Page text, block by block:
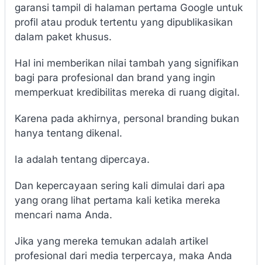
garansi tampil di halaman pertama Google untuk
profil atau produk tertentu yang dipublikasikan
dalam paket khusus.
Hal ini memberikan nilai tambah yang signifikan
bagi para profesional dan brand yang ingin
memperkuat kredibilitas mereka di ruang digital.
Karena pada akhirnya, personal branding bukan
hanya tentang dikenal.
Ia adalah tentang dipercaya.
Dan kepercayaan sering kali dimulai dari apa
yang orang lihat pertama kali ketika mereka
mencari nama Anda.
Jika yang mereka temukan adalah artikel
profesional dari media terpercaya, maka Anda